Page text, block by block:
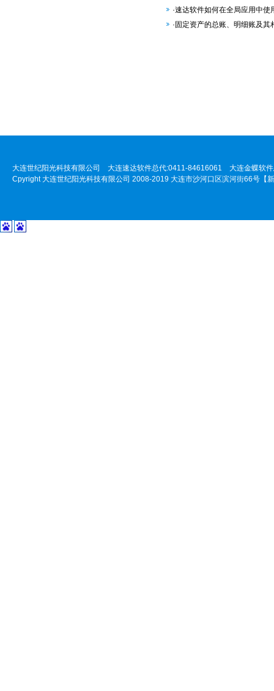
·速达软件如何在全局应用中使
·固定资产的总账、明细账及其
大连世纪阳光科技有限公司 大连速达软件总代:0411-84616061 大连金蝶软
Cpyright 大连世纪阳光科技有限公司 2008-2019 大连市沙河口区滨河街66号